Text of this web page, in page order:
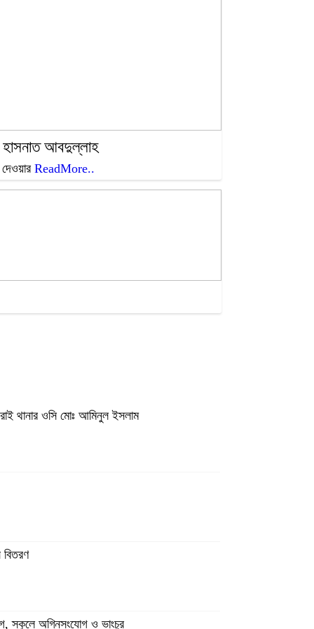
হাসনাত আবদুল্লাহ
ReadMore..
থানার ওসি মোঃ আমিনুল ইসলাম
বিতরণ
স্কুলে অগ্নিসংযোগ ও ভাংচুর